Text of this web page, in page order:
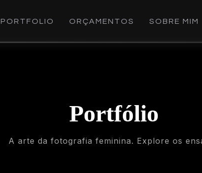
PORTFOLIO ORÇAMENTOS SOBRE MIM
Portfólio
A arte da fotografia feminina. Explore os